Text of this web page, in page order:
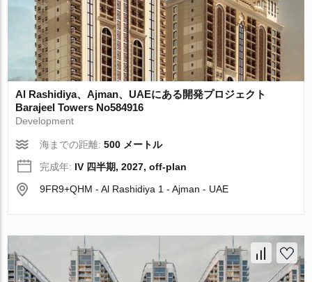
Al Rashidiya、Ajman、UAEにある開発プロジェクト
Barajeel Towers No584916
Development
海までの距離:500 メートル
完成年: IV 四半期, 2027, off-plan
9FR9+QHM - Al Rashidiya 1 - Ajman - UAE